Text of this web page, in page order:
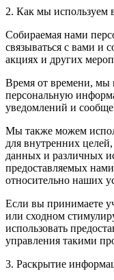
2. Как мы
Собираемая нами
связываться с вами и
акциях и других
Время от времени, мы
персональную
уведомлений и
Мы также можем
для внутренних
данных и различных
предоставляемых
относительно наших
Если вы принимаете
или сходном
использовать
управления такими
3. Раскрытие